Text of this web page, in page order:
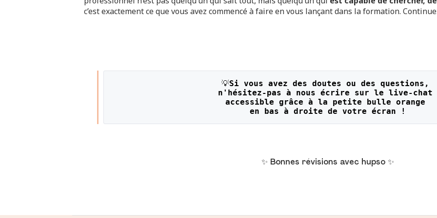
c’est exactement ce que vous avez commencé à faire en vous lançant dans la formation.
💡Si vous avez des doutes ou des questions,
n'hésitez-pas à nous écrire sur le live-chat
accessible grâce à la petite bulle orange
en bas à droite de votre écran !
✨ Bonnes révisions avec hupso ✨